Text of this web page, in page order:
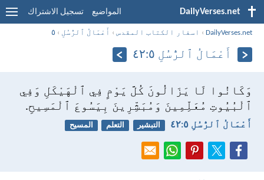
DailyVerses.net المواضيع تسجيل الاشتراك
DailyVerses.net
› اسفار الكتاب المقدس › أَعْمَالُ ٱلرُّسُلِ › ٥
أَعْمَالُ ٱلرُّسُلِ ٥:‏٤٢
وَكَانُوا لَا يَزَالُونَ كُلَّ يَوْمٍ فِي ٱلْهَيْكَلِ وَفِي
ٱلْبُيُوتِ مُعَلِّمِينَ وَمُبَشِّرِينَ بِيَسُوعَ ٱلْمَسِيحِ.
أَعْمَالُ ٱلرُّسُلِ ٥:‏٤٢ التبشير التعلم المسيح